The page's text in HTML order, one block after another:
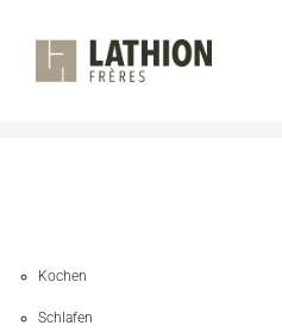
Kochen
Schlafen